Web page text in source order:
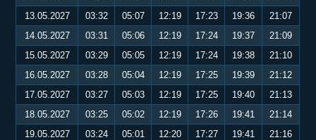
13.05.2027
03:32 05:07 12:19 17:23 19:36
21:07
14.05.2027
03:31 05:06 12:19 17:24 19:37
21:09
15.05.2027
03:29 05:05 12:19 17:24 19:38
21:10
16.05.2027
03:28 05:04 12:19 17:25 19:39
21:12
17.05.2027
03:27 05:03 12:19 17:25 19:40
21:13
18.05.2027
03:25 05:02 12:19 17:26 19:41
21:14
19.05.2027
03:24 05:01 12:20 17:27 19:41
21:16